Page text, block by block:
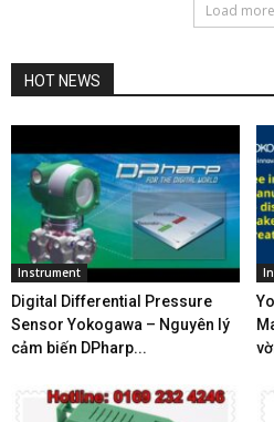
Load more
HOT NEWS
Instrument
Digital Differential Pressure
Sensor Yokogawa – Nguyên lý
cảm biến DPharp...